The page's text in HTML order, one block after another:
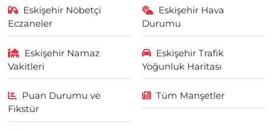
Eskişehir Nöbetçi
Eczaneler
Eskişehir Hava
Durumu
Eskişehir Namaz
Vakitleri
Eskişehir Trafik
Yoğunluk Haritası
Puan Durumu ve
Fikstür
Tüm Manşetler